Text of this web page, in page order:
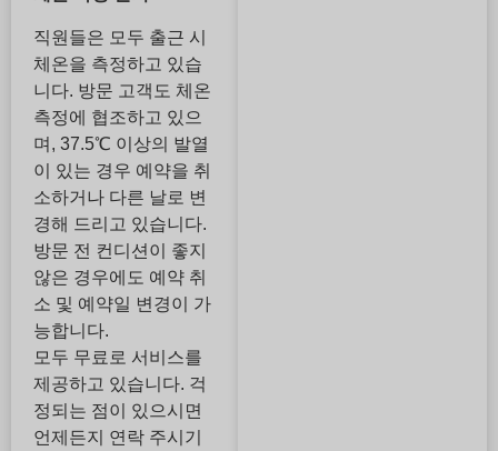
직원들은 모두 출근 시
체온을 측정하고 있습
니다. 방문 고객도 체온
측정에 협조하고 있으
며, 37.5℃ 이상의 발열
이 있는 경우 예약을 취
소하거나 다른 날로 변
경해 드리고 있습니다.
방문 전 컨디션이 좋지
않은 경우에도 예약 취
소 및 예약일 변경이 가
능합니다.
모두 무료로 서비스를
제공하고 있습니다. 걱
정되는 점이 있으시면
언제든지 연락 주시기